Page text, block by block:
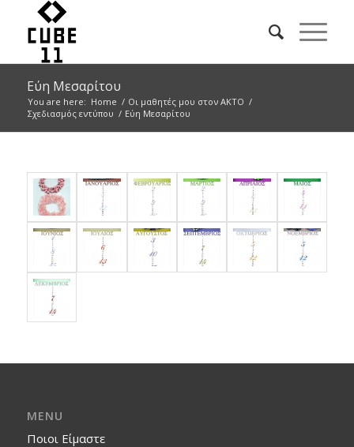
Εύη Μεσαρίτου
You are here: Home / Οι μαθητές μου στον ΑΚΤΟ /
Σχεδιασμός εντύπου / Εύη Μεσαρίτου
MENU
Ποιοι Είμαστε